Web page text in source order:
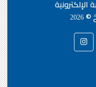
الإلكترونية
©
2026